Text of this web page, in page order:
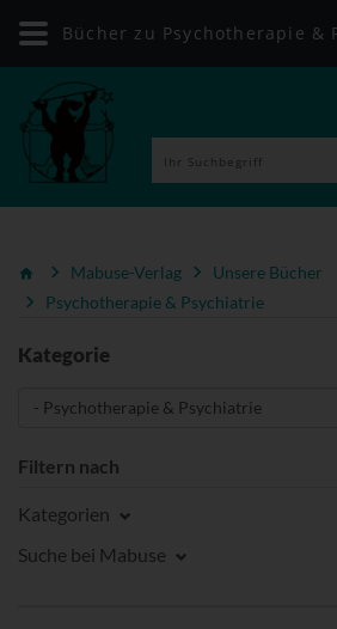
Mabuse-Verlag
Unsere Bücher
Psychotherapie & Psychiatrie
Kategorie
Filtern nach
Kategorien
Suche bei Mabuse